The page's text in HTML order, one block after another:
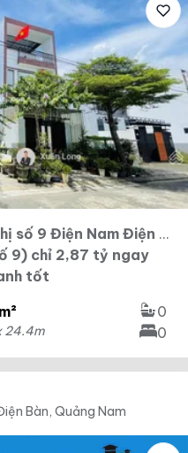
số 9 Điện Nam Điện Ngọc
9) chỉ 2,87 tỷ ngay
tốt
24.4m
0
0
Bàn, Quảng Nam